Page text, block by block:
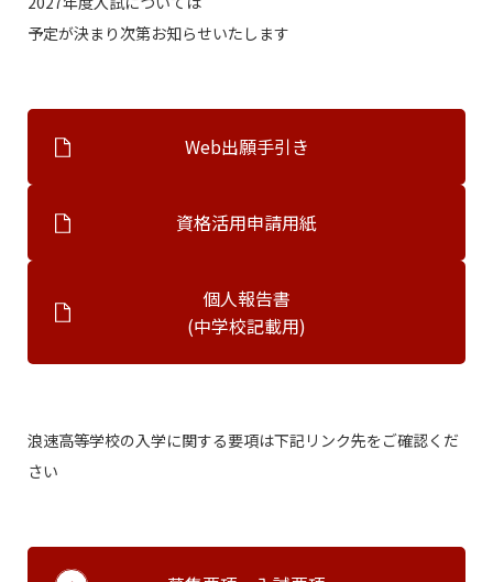
予定が決まり次第お知らせいたします
Web出願手引き
資格活用申請用紙
個人報告書
(中学校記載用)
浪速高等学校の入学に関する要項は下記リンク先をご確認くだ
さい